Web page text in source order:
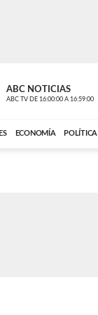
ABC NOTICIAS
ABC TV DE 16:00:00 A 16:59:00
ECONOMÍA POLÍTICA